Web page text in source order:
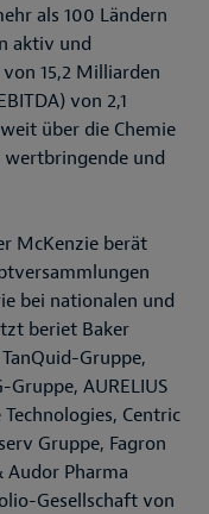
als 100 Ländern
aktiv und
15,2 Milliarden
von 2,1
über die Chemie
und
McKenzie berät
bei nationalen und
beriet Baker
Gruppe,
AURELIUS
Centric
Gruppe, Fagron
Audor Pharma
Gesellschaft von